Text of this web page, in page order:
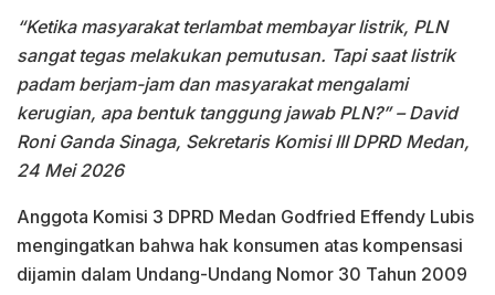
“Ketika masyarakat terlambat membayar listrik, PLN
sangat tegas melakukan pemutusan. Tapi saat listrik
padam berjam-jam dan masyarakat mengalami
kerugian, apa bentuk tanggung jawab PLN?”– David
Roni Ganda Sinaga, Sekretaris Komisi III DPRD Medan,
24 Mei 2026
Anggota Komisi 3 DPRD Medan Godfried Effendy Lubis
mengingatkan bahwa hak konsumen atas kompensasi
dijamin dalam Undang-Undang Nomor 30 Tahun 2009